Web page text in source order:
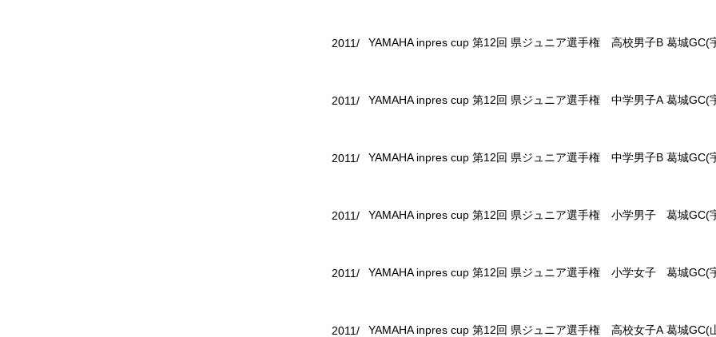
2011/ YAMAHA inpres cup 第12回 県ジュニア選手権 高校男子B 葛城GC(
2011/ YAMAHA inpres cup 第12回 県ジュニア選手権 中学男子A 葛城GC(
2011/ YAMAHA inpres cup 第12回 県ジュニア選手権 中学男子B 葛城GC(
2011/ YAMAHA inpres cup 第12回 県ジュニア選手権 小学男子 葛城GC(
2011/ YAMAHA inpres cup 第12回 県ジュニア選手権 小学女子 葛城GC(
2011/ YAMAHA inpres cup 第12回 県ジュニア選手権 高校女子A 葛城GC(